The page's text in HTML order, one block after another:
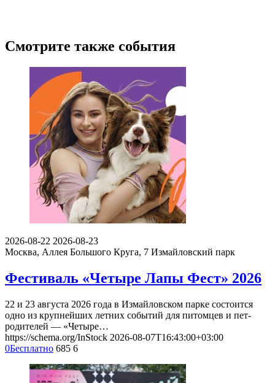
Смотрите также события
2026-08-22 2026-08-23
Москва, Аллея Большого Круга, 7 Измайловский парк
Фестиваль «Четыре Лапы Фест» 2026
22 и 23 августа 2026 года в Измайловском парке состоится
одно из крупнейших летних событий для питомцев и пет-
родителей — «Четыре…
https://schema.org/InStock 2026-08-07T16:43:00+03:00
0Бесплатно 685 6